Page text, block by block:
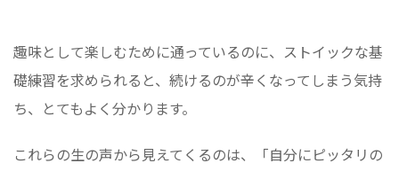
趣味として楽しむために通っているのに、ストイックな基
礎練習を求められると、続けるのが辛くなってしまう気持
ち、とてもよく分かります。
これらの生の声から見えてくるのは、「自分にピッタリの